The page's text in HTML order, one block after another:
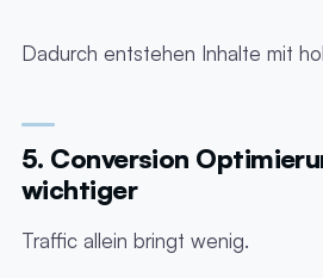
Dadurch entstehen Inhalte mit
5. Conversion
wichtiger
Traffic allein bringt wenig.